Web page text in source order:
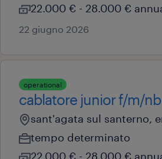
22.000 € - 28.000 €
22 giugno 2026
operational
cablatore junior f/m/nb
sant'agata sul santerno,
tempo determinato
22.000 € - 28.000 €